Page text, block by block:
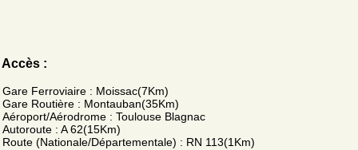
Accès :
Gare Ferroviaire : Moissac(7Km)
Gare Routière : Montauban(35Km)
Aéroport/Aérodrome : Toulouse Blagnac
Autoroute : A 62(15Km)
Route (Nationale/Départementale) : RN 113(1Km)